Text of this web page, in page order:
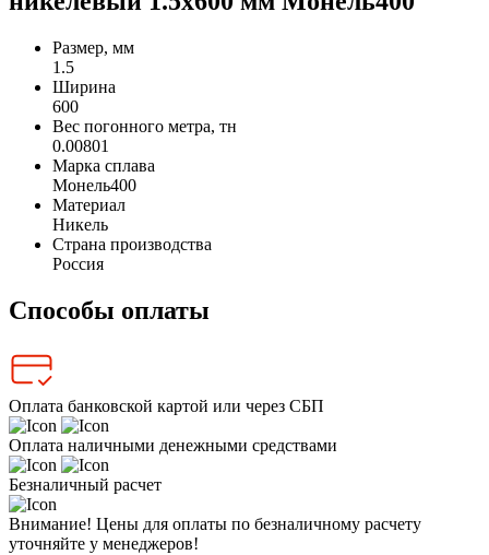
Размер, мм
1.5
Ширина
600
Вес погонного метра, тн
0.00801
Марка сплава
Монель400
Материал
Никель
Страна производства
Россия
Способы оплаты
Оплата банковской картой или через СБП
Оплата наличными денежными средствами
Безналичный расчет
Внимание! Цены для оплаты по безналичному расчету
уточняйте у менеджеров!